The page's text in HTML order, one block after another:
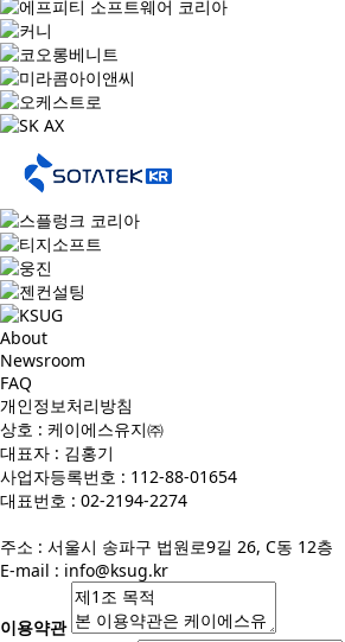
About
Newsroom
FAQ
개인정보처리방침
상호 : 케이에스유지㈜
대표자 : 김홍기
사업자등록번호 : 112-88-01654
대표번호 : 02-2194-2274
주소 : 서울시 송파구 법원로9길 26, C동 12층
E-mail : info@ksug.kr
이용약관